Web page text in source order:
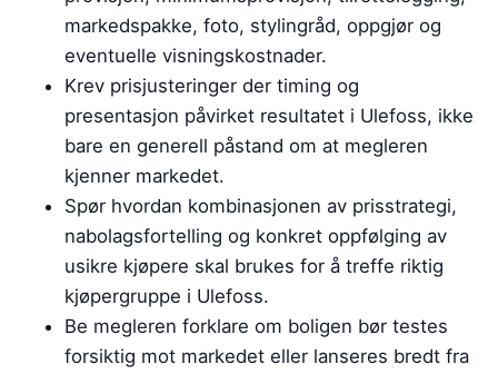
markedspakke, foto, stylingråd, oppgjør og
eventuelle visningskostnader.
Krev prisjusteringer der timing og
presentasjon påvirket resultatet i Ulefoss, ikke
bare en generell påstand om at megleren
kjenner markedet.
Spør hvordan kombinasjonen av prisstrategi,
nabolagsfortelling og konkret oppfølging av
usikre kjøpere skal brukes for å treffe riktig
kjøpergruppe i Ulefoss.
Be megleren forklare om boligen bør testes
forsiktig mot markedet eller lanseres bredt fra